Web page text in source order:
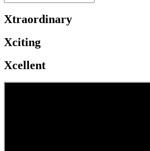
Xtraordinary
Xciting
Xcellent